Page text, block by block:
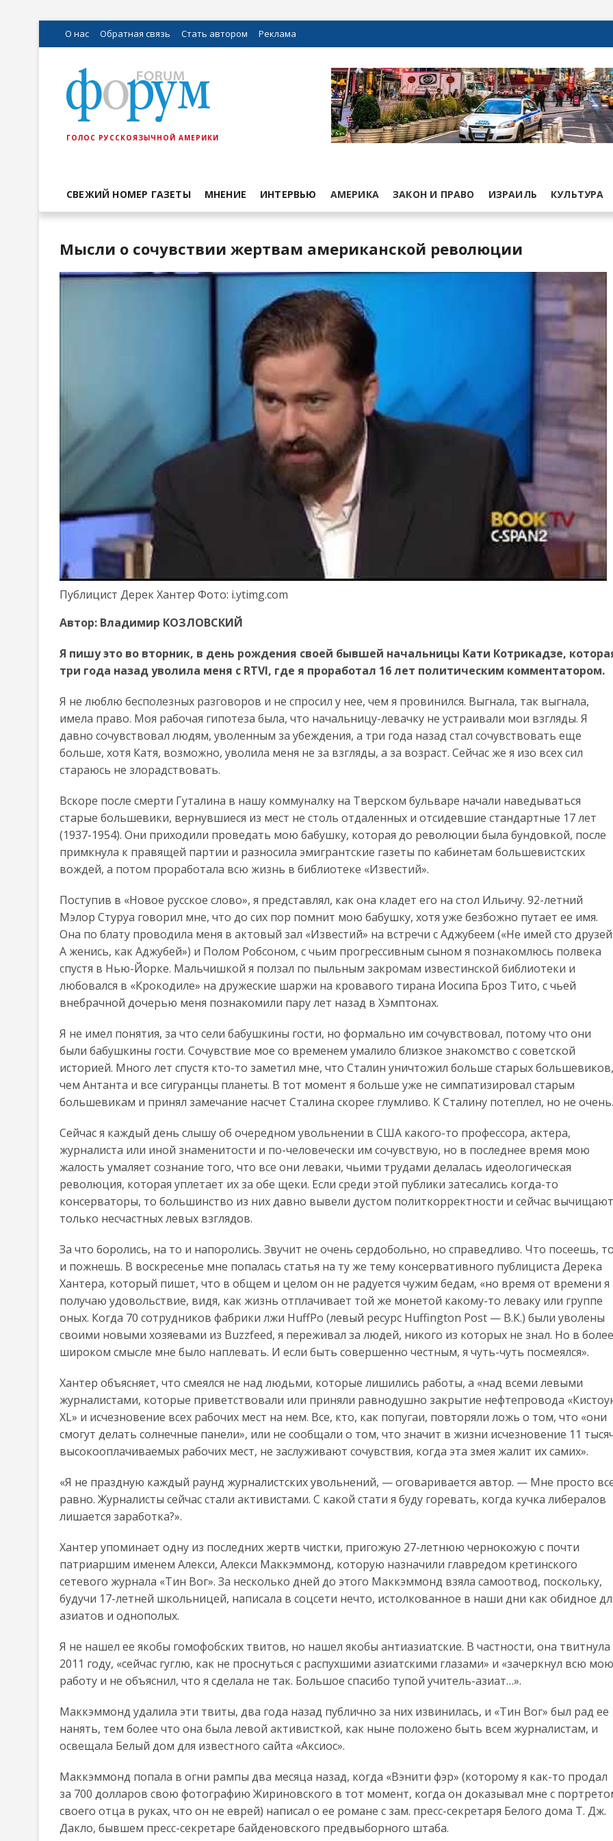
О нас Обратная связь Стать автором Реклама
ГОЛОС РУССКОЯЗЫЧНОЙ АМЕРИКИ
СВЕЖИЙ НОМЕР ГАЗЕТЫ МНЕНИЕ ИНТЕРВЬЮ АМЕРИКА ЗАКОН И ПРАВО ИЗРАИЛЬ КУЛЬТУРА
Мысли о сочувствии жертвам американской революции
Публицист Дерек Хантер Фото: i.ytimg.com
Автор: Владимир КОЗЛОВСКИЙ
Я пишу это во вторник, в день рождения своей бывшей начальницы Кати Котрикадзе,
три года назад уволила меня с RTVI, где я проработал 16 лет политическим комментатором.
Я не люблю бесполезных разговоров и не спросил у нее, чем я провинился. Выгнала, так выгнала,
имела право. Моя рабочая гипотеза была, что начальницу-левачку не устраивали мои взгляды. Я
давно сочувствовал людям, уволенным за убеждения, а три года назад стал сочувствовать еще
больше, хотя Катя, возможно, уволила меня не за взгляды, а за возраст. Сейчас же я изо всех сил
стараюсь не злорадствовать.
Вскоре после смерти Гуталина в нашу коммуналку на Тверском бульваре начали наведываться
старые большевики, вернувшиеся из мест не столь отдаленных и отсидевшие стандартные 17 лет
(1937-1954). Они приходили проведать мою бабушку, которая до революции была бундовкой, после
примкнула к правящей партии и разносила эмигрантские газеты по кабинетам большевистских
вождей, а потом проработала всю жизнь в библиотеке «Известий».
Поступив в «Новое русское слово», я представлял, как она кладет его на стол Ильичу. 92-летний
Мэлор Стуруа говорил мне, что до сих пор помнит мою бабушку, хотя уже безбожно путает ее имя.
Она по блату проводила меня в актовый зал «Известий» на встречи с Аджубеем («Не имей сто
А женись, как Аджубей») и Полом Робсоном, с чьим прогрессивным сыном я познакомлюсь полвека
спустя в Нью-Йорке. Мальчишкой я ползал по пыльным закромам известинской библиотеки и
любовался в «Крокодиле» на дружеские шаржи на кровавого тирана Иосипа Броз Тито, с чьей
внебрачной дочерью меня познакомили пару лет назад в Хэмптонах.
Я не имел понятия, за что сели бабушкины гости, но формально им сочувствовал, потому что они
были бабушкины гости. Сочувствие мое со временем умалило близкое знакомство с советской
историей. Много лет спустя кто-то заметил мне, что Сталин уничтожил больше старых большевиков,
чем Антанта и все сигуранцы планеты. В тот момент я больше уже не симпатизировал старым
большевикам и принял замечание насчет Сталина скорее глумливо. К Сталину потеплел, но не очень.
Сейчас я каждый день слышу об очередном увольнении в США какого-то профессора, актера,
журналиста или иной знаменитости и по-человечески им сочувствую, но в последнее время мою
жалость умаляет сознание того, что все они леваки, чьими трудами делалась идеологическая
революция, которая уплетает их за обе щеки. Если среди этой публики затесались когда-то
консерваторы, то большинство из них давно вывели дустом политкорректности и сейчас вычищают
только несчастных левых взглядов.
За что боролись, на то и напоролись. Звучит не очень сердобольно, но справедливо. Что посеешь, то
и пожнешь. В воскресенье мне попалась статья на ту же тему консервативного публициста Дерека
Хантера, который пишет, что в общем и целом он не радуется чужим бедам, «но время от времени я
получаю удовольствие, видя, как жизнь отплачивает той же монетой какому-то леваку или группе
оных. Когда 70 сотрудников фабрики лжи HuffPo (левый ресурс Huffington Post — В.К.) были уволены
своими новыми хозяевами из Buzzfeed, я переживал за людей, никого из которых не знал. Но в более
широком смысле мне было наплевать. И если быть совершенно честным, я чуть-чуть посмеялся».
Хантер объясняет, что смеялся не над людьми, которые лишились работы, а «над всеми левыми
журналистами, которые приветствовали или приняли равнодушно закрытие нефтепровода
XL» и исчезновение всех рабочих мест на нем. Все, кто, как попугаи, повторяли ложь о том, что «они
смогут делать солнечные панели», или не сообщали о том, что значит в жизни исчезновение 11
высокооплачиваемых рабочих мест, не заслуживают сочувствия, когда эта змея жалит их самих».
«Я не праздную каждый раунд журналистских увольнений, — оговаривается автор. — Мне просто
равно. Журналисты сейчас стали активистами. С какой стати я буду горевать, когда кучка либералов
лишается заработка?».
Хантер упоминает одну из последних жертв чистки, пригожую 27-летнюю чернокожую с почти
патриаршим именем Алекси, Алекси Маккэммонд, которую назначили главредом кретинского
сетевого журнала «Тин Вог». За несколько дней до этого Маккэммонд взяла самоотвод, поскольку,
будучи 17-летней школьницей, написала в соцсети нечто, истолкованное в наши дни как обидное
азиатов и однополых.
Я не нашел ее якобы гомофобских твитов, но нашел якобы антиазиатские. В частности, она твитнула
2011 году, «сейчас гуглю, как не проснуться с распухшими азиатскими глазами» и «зачеркнул всю мою
работу и не объяснил, что я сделала не так. Большое спасибо тупой учитель-азиат…».
Маккэммонд удалила эти твиты, два года назад публично за них извинилась, и «Тин Вог» был рад ее
нанять, тем более что она была левой активисткой, как ныне положено быть всем журналистам, и
освещала Белый дом для известного сайта «Аксиос».
Маккэммонд попала в огни рампы два месяца назад, когда «Вэнити фэр» (которому я как-то продал
за 700 долларов свою фотографию Жириновского в тот момент, когда он доказывал мне с
своего отца в руках, что он не еврей) написал о ее романе с зам. пресс-секретаря Белого дома Т. Дж.
Дакло, бывшем пресс-секретаре байденовского предвыборного штаба.